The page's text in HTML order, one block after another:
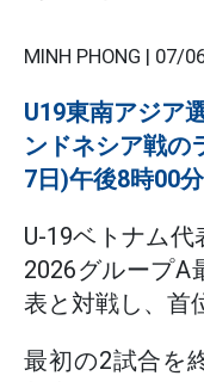
MINH PHONG | 07/
U19東南アジア
ンドネシア戦の
7日)午後8時00分
U-19ベトナム
2026グループA
表と対戦し、首
最初の2試合を